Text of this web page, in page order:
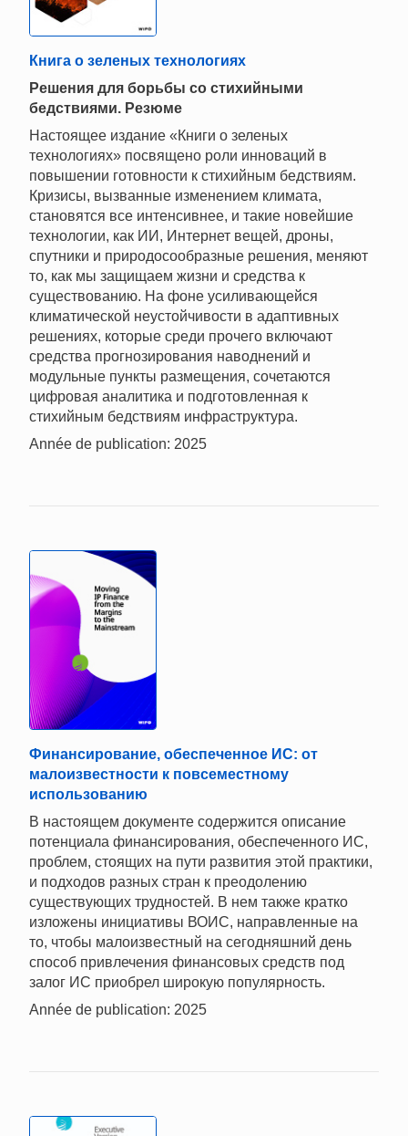
Книга о зеленых технологиях
Решения для борьбы со стихийными
бедствиями. Резюме
Настоящее издание «Книги о зеленых
технологиях» посвящено роли инноваций в
повышении готовности к стихийным бедствиям.
Кризисы, вызванные изменением климата,
становятся все интенсивнее, и такие новейшие
технологии, как ИИ, Интернет вещей, дроны,
спутники и природосообразные решения, меняют
то, как мы защищаем жизни и средства к
существованию. На фоне усиливающейся
климатической неустойчивости в адаптивных
решениях, которые среди прочего включают
средства прогнозирования наводнений и
модульные пункты размещения, сочетаются
цифровая аналитика и подготовленная к
стихийным бедствиям инфраструктура.
Année de publication: 2025
Финансирование, обеспеченное ИС: от
малоизвестности к повсеместному
использованию
В настоящем документе содержится описание
потенциала финансирования, обеспеченного ИС,
проблем, стоящих на пути развития этой практики,
и подходов разных стран к преодолению
существующих трудностей. В нем также кратко
изложены инициативы ВОИС, направленные на
то, чтобы малоизвестный на сегодняшний день
способ привлечения финансовых средств под
залог ИС приобрел широкую популярность.
Année de publication: 2025